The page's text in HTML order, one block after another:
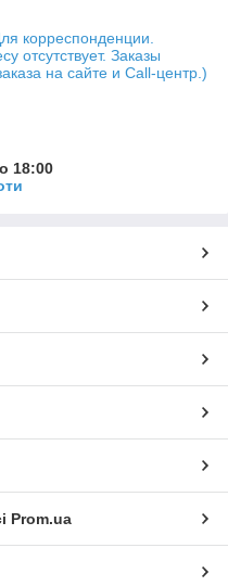
корреспонденции.
отсутствует. Заказы
на сайте и Call-центр.)
18:00
Prom.ua